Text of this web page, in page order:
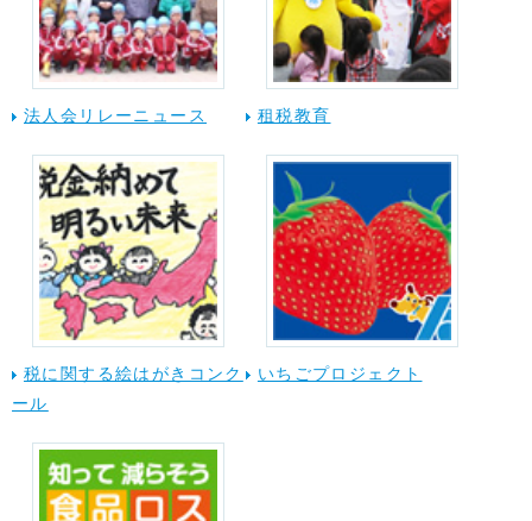
法人会リレーニュース 租税教育
税に関する絵はがきコンク
ール
いちごプロジェクト